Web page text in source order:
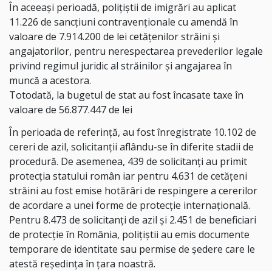
În aceeași perioadă, polițiștii de imigrări au aplicat
11.226 de sancţiuni contravenţionale cu amendă în
valoare de 7.914.200 de lei cetăţenilor străini şi
angajatorilor, pentru nerespectarea prevederilor legale
privind regimul juridic al străinilor şi angajarea în
muncă a acestora.
Totodată, la bugetul de stat au fost încasate taxe în
valoare de 56.877.447 de lei
În perioada de referinţă, au fost înregistrate 10.102 de
cereri de azil, solicitanții aflându-se în diferite stadii de
procedură. De asemenea, 439 de solicitanți au primit
protecția statului român iar pentru 4.631 de cetățeni
străini au fost emise hotărâri de respingere a cererilor
de acordare a unei forme de protecție internațională.
Pentru 8.473 de solicitanți de azil și 2.451 de beneficiari
de protecție în România, polițiștii au emis documente
temporare de identitate sau permise de ședere care le
atestă reședința în țara noastră.